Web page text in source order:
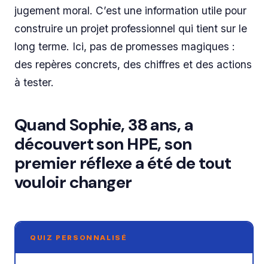
jugement moral. C’est une information utile pour
construire un projet professionnel qui tient sur le
long terme. Ici, pas de promesses magiques :
des repères concrets, des chiffres et des actions
à tester.
Quand Sophie, 38 ans, a
découvert son HPE, son
premier réflexe a été de tout
vouloir changer
QUIZ PERSONNALISÉ